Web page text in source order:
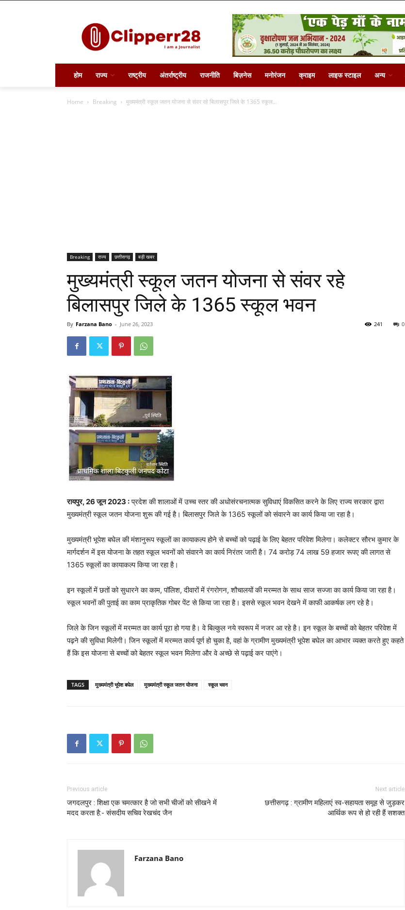
होम राज्य राष्ट्रीय अंतर्राष्ट्रीय राजनीति बिज़नेस मनोरंजन क्राइम लाइफ स्टाइल अन्य
Home Breaking मुख्यमंत्री स्कूल जतन योजना से संवर रहे बिलासपुर जिले के 1365 स्कूल...
Breaking राज्य छत्तीसगढ़ बड़ी खबर
मुख्यमंत्री स्कूल जतन योजना से संवर रहे
बिलासपुर जिले के 1365 स्कूल भवन
By Farzana Bano - June 26, 2023 0
241
रायपुर, 26 जून 2023 :प्रदेश की शालाओं में उच्च स्तर की अधोसंरचनात्मक सुविधाएं विकसित करने के लिए राज्य सरकार द्वारा
मुख्यमंत्री स्कूल जतन योजना शुरू की गई है। बिलासपुर जिले के 1365 स्कूलों को संवारने का कार्य किया जा रहा है।
मुख्यमंत्री भूपेश बघेल की मंशानुरूप स्कूलों का कायाकल्प होने से बच्चों को पढ़ाई के लिए बेहतर परिवेश मिलेगा। कलेक्टर सौरभ कुमार के
मार्गदर्शन में इस योजना के तहत स्कूल भवनों को संवारने का कार्य निरंतर जारी है। 74 करोड़ 74 लाख 59 हजार रूपए की लागत से
1365 स्कूलों का कायाकल्प किया जा रहा है।
इन स्कूलों में छतों को सुधारने का काम, पॉलिश, दीवारों में रंगरोगन, शौचालयों की मरम्मत के साथ साज सज्जा का कार्य किया जा रहा है।
स्कूल भवनों की पुताई का काम प्राकृतिक गोबर पेंट से किया जा रहा है। इससे स्कूल भवन देखने में काफी आकर्षक लग रहे है।
जिले के जिन स्कूलों में मरम्मत का कार्य पूरा हो गया है। वे बिल्कुल नये स्वरूप में नजर आ रहे है। इन स्कूल के बच्चों को बेहतर परिवेश में
पढ़ने की सुविधा मिलेगी। जिन स्कूलों में मरम्मत कार्य पूर्ण हो चुका है, वहां के ग्रामीण मुख्यमंत्री भूपेश बघेल का आभार व्यक्त करते हुए कहते
हैं कि इस योजना से बच्चों को बेहतर स्कूल भवन मिलेगा और वे अच्छे से पढ़ाई कर पाएंगे।
TAGS मुख्‍यमंत्री भूपेश बघेल मुख्यमंत्री स्कूल जतन योजना स्कूल भवन
Previous article
जगदलपुर : शिक्षा एक चमत्कार है जो सभी चीजों को सीखने में
मदद करता है:- संसदीय सचिव रेखचंद जैन
Next article
छत्तीसगढ़ : ग्रामीण महिलाएं स्व-सहायता समूह से जुड़कर
आर्थिक रूप से हो रही हैं सशक्त
Farzana Bano